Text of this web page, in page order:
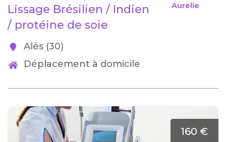
Aurelie
Lissage Brésilien / Indien
/ protéine de soie
Alès (30)
Déplacement à domicile
160 €